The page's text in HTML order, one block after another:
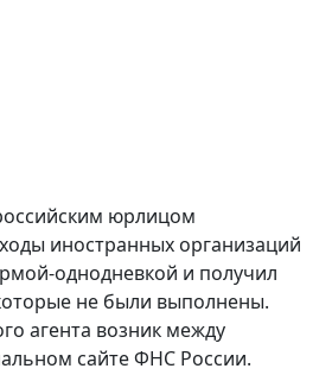
юрлицом
иностранных организаций
однодневкой и получил
не были выполнены.
агента возник между
сайте ФНС России.